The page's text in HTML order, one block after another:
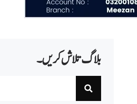
بلاگ تلاش کریں۔